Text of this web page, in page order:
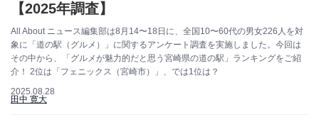
【2025年調査】
All About ニュース編集部は8月14〜18日に、全国10〜60代の男女226人を対
象に「道の駅（グルメ）」に関するアンケート調査を実施しました。今回は
その中から、「グルメが魅力的だと思う宮崎県の道の駅」ランキングをご紹
介！ 2位は「フェニックス（宮崎市）」、では1位は？
2025.08.28
田中 寛大